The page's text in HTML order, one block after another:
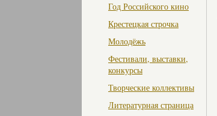
Год Российского кино
Крестецкая строчка
Молодёжь
Фестивали, выставки,
конкурсы
Творческие коллективы
Литературная страница